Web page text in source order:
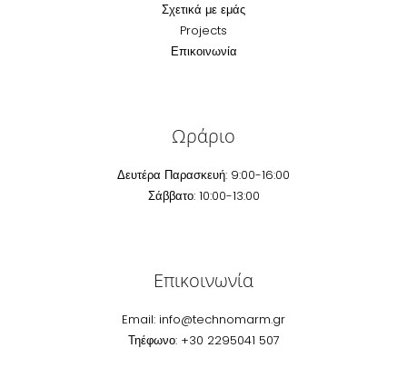
Σχετικά με εμάς
Projects
Επικοινωνία
Ωράριο
Δευτέρα Παρασκευή: 9:00-16:00
Σάββατο: 10:00-13:00
Επικοινωνία
Email: info@technomarm.gr
Τηέφωνο: +30 2295041 507